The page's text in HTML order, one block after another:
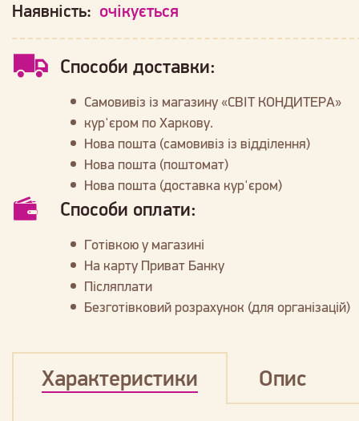
Наявність: очікується
Способи доставки:
Самовивіз із магазину «СВІТ КОНДИТЕРА»
кур'єром по Харкову.
Нова пошта (самовивіз із відділення)
Нова пошта (поштомат)
Нова пошта (доставка кур'єром)
Способи оплати:
Готівкою у магазині
На карту Приват Банку
Післяплати
Безготівковий розрахунок (для організацій)
Характеристики Опис